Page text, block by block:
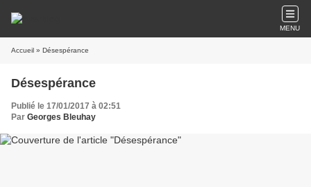
MENU
Accueil » Désespérance
Désespérance
Publié le 17/01/2017 à 02:51
Par Georges Bleuhay